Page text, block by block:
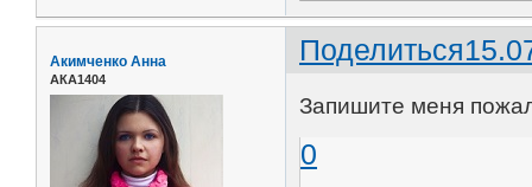
Поделиться
Акимченко Анна
АКА1404
Запишите меня
0